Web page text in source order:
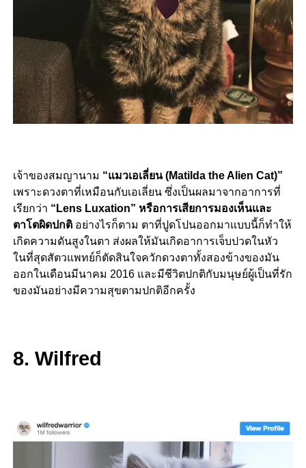
เจ้าของสมญานาม “แมวเอเลี่ยน (Matilda the Alien Cat)”
เพราะดวงตาที่เหมือนกับเอเลี่ยน ซึ่งเป็นผลมาจากอาการที่
เรียกว่า “Lens Luxation” หรือการเสียการมองเห็นและ
ตาโตผิดปกติอย่างไรก็ตาม ตาที่ปูดโปนออกมาแบบนี้ก็ทำให้
เกิดความดันสูงในตา ส่งผลให้มันเกิดอาการเจ็บปวดในหัว
ในที่สุดสัตวแพทย์ก็ตัดสินใจควักดวงตาทั้งสองข้างของมัน
ออกในเดือนมีนาคม 2016 และมีชีวิตปกติกับมนุษย์ผู้เป็นที่รัก
ของมันอย่างมีความสุขตามปกติอีกครั้ง
8. Wilfred